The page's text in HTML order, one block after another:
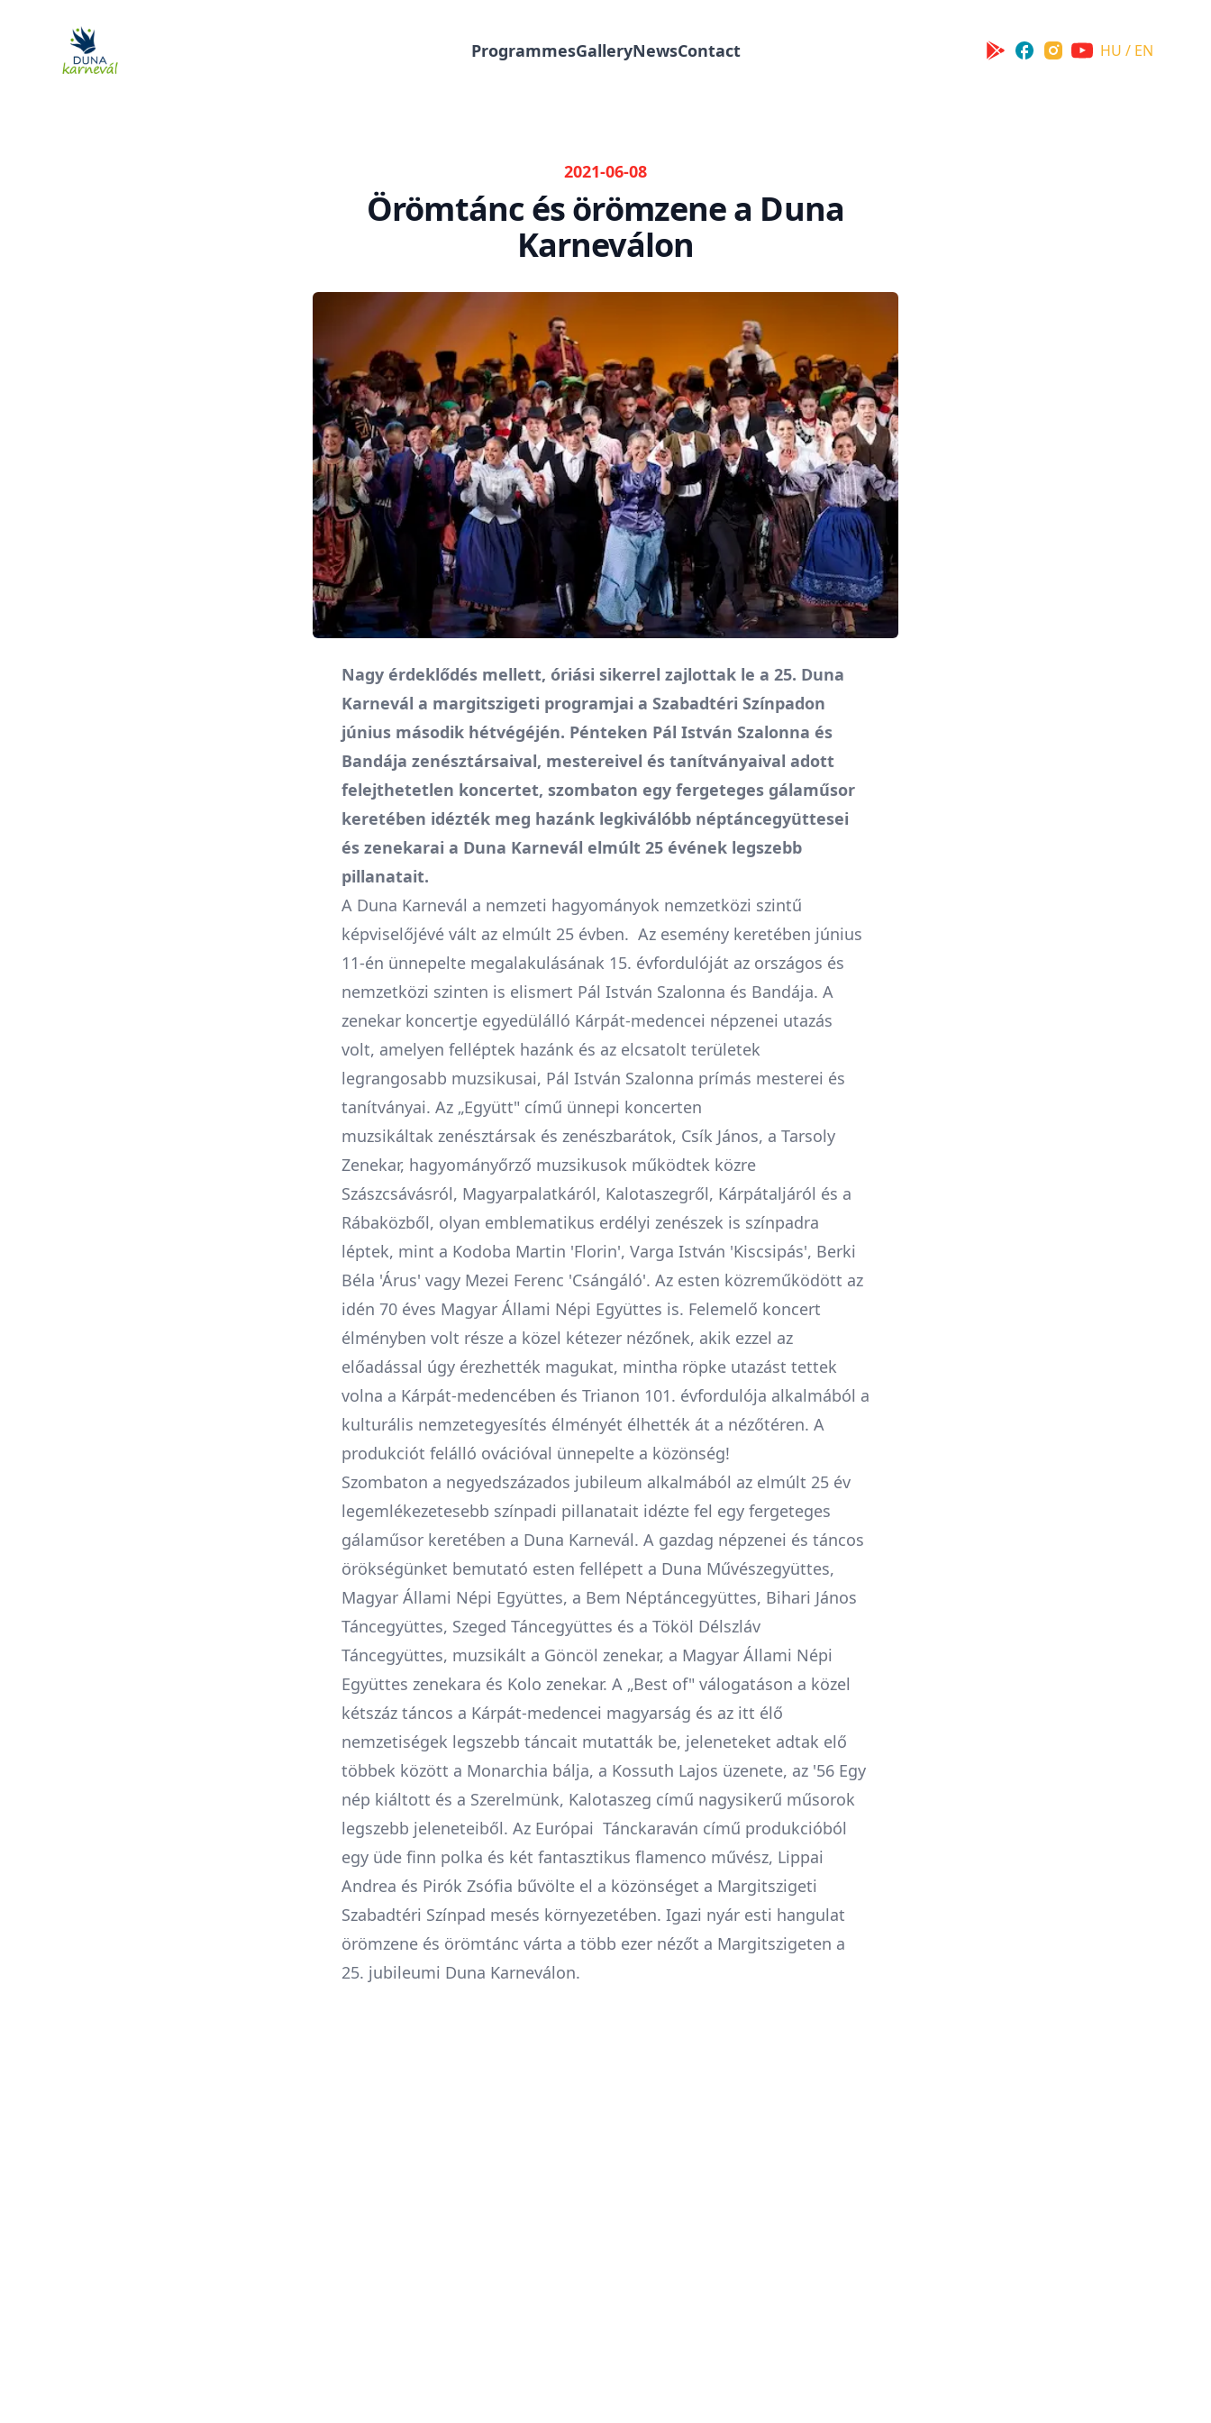
DunaKarnevál
ProgrammesGalleryNewsContact HU / EN
2021-06-08
Örömtánc és örömzene a Duna
Karneválon
Nagy érdeklődés mellett, óriási sikerrel zajlottak le a 25. Duna
Karnevál a margitszigeti programjai a Szabadtéri Színpadon
június második hétvégéjén. Pénteken Pál István Szalonna és
Bandája zenésztársaival, mestereivel és tanítványaival adott
felejthetetlen koncertet, szombaton egy fergeteges gálaműsor
keretében idézték meg hazánk legkiválóbb néptáncegyüttesei
és zenekarai a Duna Karnevál elmúlt 25 évének legszebb
pillanatait.
A Duna Karnevál a nemzeti hagyományok nemzetközi szintű
képviselőjévé vált az elmúlt 25 évben. Az esemény keretében június
11-én ünnepelte megalakulásának 15. évfordulóját az országos és
nemzetközi szinten is elismert Pál István Szalonna és Bandája. A
zenekar koncertje egyedülálló Kárpát-medencei népzenei utazás
volt, amelyen felléptek hazánk és az elcsatolt területek
legrangosabb muzsikusai, Pál István Szalonna prímás mesterei és
tanítványai. Az „Együtt" című ünnepi koncerten
muzsikáltak zenésztársak és zenészbarátok, Csík János, a Tarsoly
Zenekar, hagyományőrző muzsikusok működtek közre
Szászcsávásról, Magyarpalatkáról, Kalotaszegről, Kárpátaljáról és a
Rábaközből, olyan emblematikus erdélyi zenészek is színpadra
léptek, mint a Kodoba Martin 'Florin', Varga István 'Kiscsipás', Berki
Béla 'Árus' vagy Mezei Ferenc 'Csángáló'. Az esten közreműködött az
idén 70 éves Magyar Állami Népi Együttes is. Felemelő koncert
élményben volt része a közel kétezer nézőnek, akik ezzel az
előadással úgy érezhették magukat, mintha röpke utazást tettek
volna a Kárpát-medencében és Trianon 101. évfordulója alkalmából a
kulturális nemzetegyesítés élményét élhették át a nézőtéren. A
produkciót felálló ovációval ünnepelte a közönség!
Szombaton a negyedszázados jubileum alkalmából az elmúlt 25 év
legemlékezetesebb színpadi pillanatait idézte fel egy fergeteges
gálaműsor keretében a Duna Karnevál. A gazdag népzenei és táncos
örökségünket bemutató esten fellépett a Duna Művészegyüttes,
Magyar Állami Népi Együttes, a Bem Néptáncegyüttes, Bihari János
Táncegyüttes, Szeged Táncegyüttes és a Tököl Délszláv
Táncegyüttes, muzsikált a Göncöl zenekar, a Magyar Állami Népi
Együttes zenekara és Kolo zenekar. A „Best of" válogatáson a közel
kétszáz táncos a Kárpát-medencei magyarság és az itt élő
nemzetiségek legszebb táncait mutatták be, jeleneteket adtak elő
többek között a Monarchia bálja, a Kossuth Lajos üzenete, az '56 Egy
nép kiáltott és a Szerelmünk, Kalotaszeg című nagysikerű műsorok
legszebb jeleneteiből. Az Európai Tánckaraván című produkcióból
egy üde finn polka és két fantasztikus flamenco művész, Lippai
Andrea és Pirók Zsófia bűvölte el a közönséget a Margitszigeti
Szabadtéri Színpad mesés környezetében. Igazi nyár esti hangulat
örömzene és örömtánc várta a több ezer nézőt a Margitszigeten a
25. jubileumi Duna Karneválon.